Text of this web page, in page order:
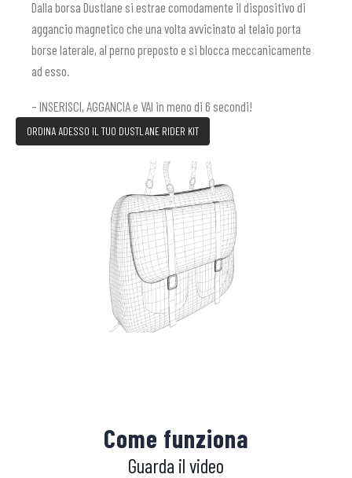
Dalla borsa Dustlane si estrae comodamente il dispositivo di
aggancio magnetico che una volta avvicinato al telaio porta
borse laterale, al perno preposto e si blocca meccanicamente
ad esso.
– INSERISCI, AGGANCIA e VAI in meno di 6 secondi!
ORDINA ADESSO IL TUO DUSTLANE RIDER KIT
Come funziona
Guarda il video